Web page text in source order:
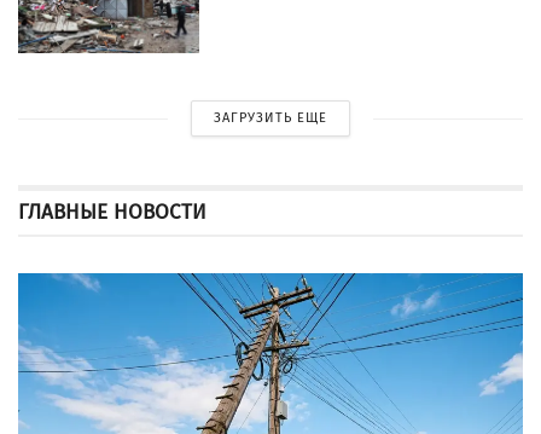
ЗАГРУЗИТЬ ЕЩЕ
ГЛАВНЫЕ НОВОСТИ